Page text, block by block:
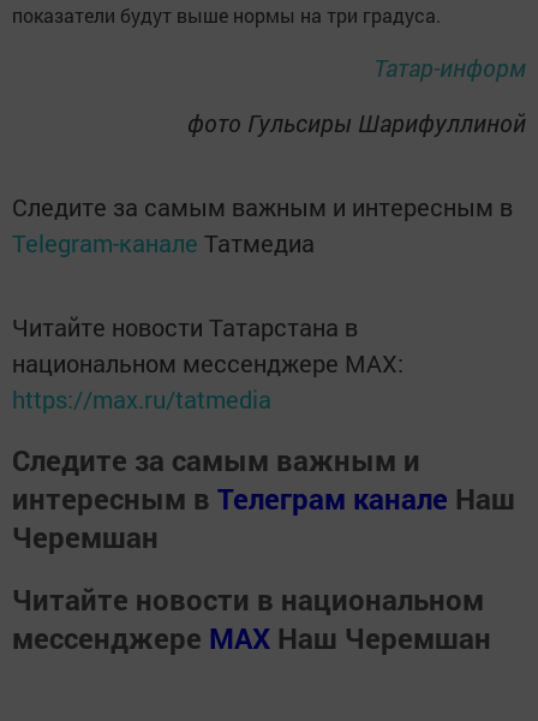
показатели будут выше нормы на три градуса.
Татар-информ
фото Гульсиры Шарифуллиной
Следите за самым важным и интересным в
Telegram-канале Татмедиа
Читайте новости Татарстана в
национальном мессенджере MАХ:
https://max.ru/tatmedia
Следите за самым важным и
интересным в Телеграм канале Наш
Черемшан
Читайте новости в национальном
мессенджере MАХ Наш Черемшан